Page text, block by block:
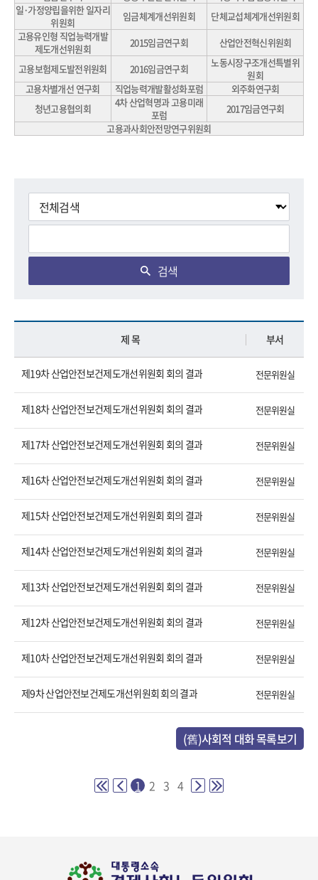
일·가정양립을위한 일자리
위원회
임금체계개선위원회
단체교섭체계개선위원회
고용유인형 직업능력개발
제도개선위원회
2015임금연구회
산업안전혁신위원회
고용보험제도발전위원회
2016임금연구회
노동시장구조개선특별위
원회
고용차별개선 연구회
직업능력개발활성화포럼
외주화연구회
청년고용협의회
4차 산업혁명과 고용미래
포럼
2017임금연구회
고용과사회안전망연구위원회
검색
제 목 부서
제19차 산업안전보건제도개선위원회 회의 결과 전문위원실
제18차 산업안전보건제도개선위원회 회의 결과 전문위원실
제17차 산업안전보건제도개선위원회 회의 결과 전문위원실
제16차 산업안전보건제도개선위원회 회의 결과 전문위원실
제15차 산업안전보건제도개선위원회 회의 결과 전문위원실
제14차 산업안전보건제도개선위원회 회의 결과 전문위원실
제13차 산업안전보건제도개선위원회 회의 결과 전문위원실
제12차 산업안전보건제도개선위원회 회의 결과 전문위원실
제10차 산업안전보건제도개선위원회 회의 결과 전문위원실
제9차 산업안전보건제도개선위원회 회의 결과 전문위원실
(舊)사회적 대화 목록보기
1 2 3 4